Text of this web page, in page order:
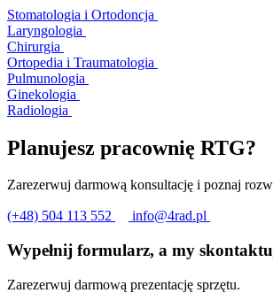
Stomatologia i Ortodoncja
Laryngologia
Chirurgia
Ortopedia i Traumatologia
Pulmunologia
Ginekologia
Radiologia
Planujesz pracownię RTG?
Zarezerwuj darmową konsultację i poznaj
(+48) 504 113 552 info@4rad.pl
Wypełnij formularz, a my
Zarezerwuj darmową prezentację sprzętu.